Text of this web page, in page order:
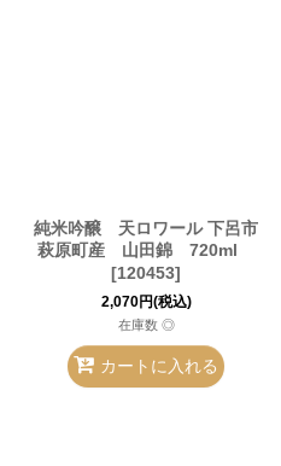
純米吟醸 天ロワール 下呂市
萩原町産 山田錦 720ml
[120453]
2,070円(税込)
在庫数 ◎
カートに入れる